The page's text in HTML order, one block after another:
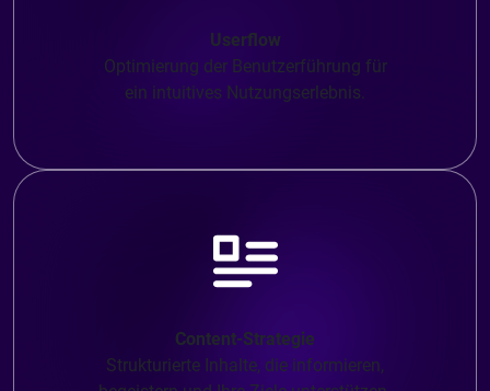
Userflow
Optimierung der Benutzerführung für
ein intuitives Nutzungserlebnis.
Content-Strategie
Strukturierte Inhalte, die informieren,